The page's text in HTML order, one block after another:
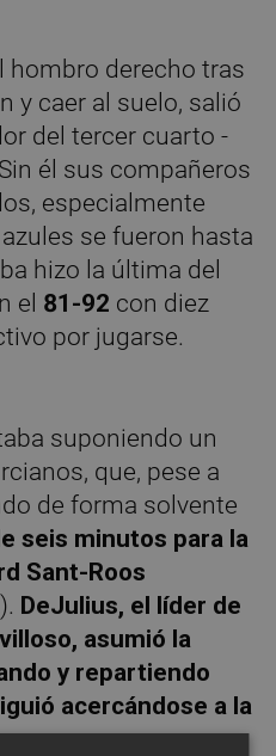
hombro derecho tras
y caer al suelo, salió
del tercer cuarto -
él sus compañeros
especialmente
se fueron hasta
hizo la última del
el 81-92 con diez
por jugarse.
suponiendo un
que, pese a
de forma solvente
seis minutos para la
Sant-Roos
). DeJulius, el líder de
asumió la
y repartiendo
acercándose a la